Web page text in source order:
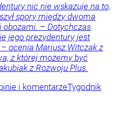
nic nie wskazuje na to,
spory między dwoma
– Dotychczas
jego prezydentury jest
ocenia Mariusz Witczak z
z której możemy być
z Rozwoju Plus.
i komentarzeTygodnik